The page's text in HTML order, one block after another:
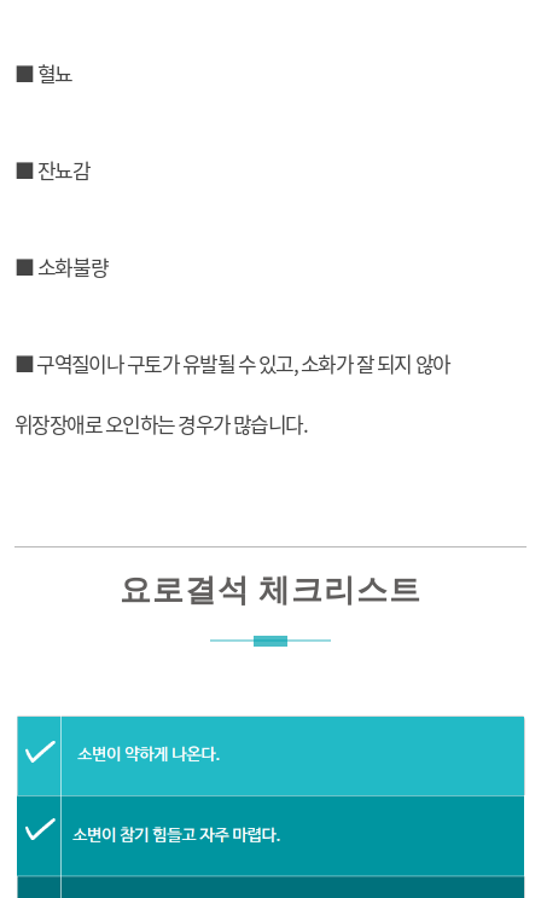
■ 혈뇨
■ 잔뇨감
■ 소화불량
■ 구역질이나 구토가 유발될 수 있고, 소화가 잘 되지 않아
위장장애로 오인하는 경우가 많습니다.
요로결석 체크리스트